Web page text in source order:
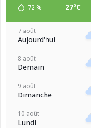
72 % 27°C
7 août
Aujourd'hui
8 août
Demain
9 août
Dimanche
10 août
Lundi